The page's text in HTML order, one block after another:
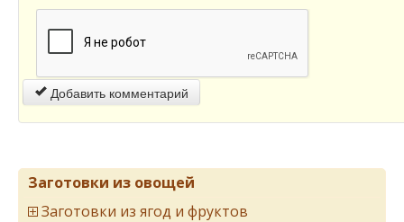
Добавить комментарий
Заготовки из овощей
Заготовки из ягод и фруктов